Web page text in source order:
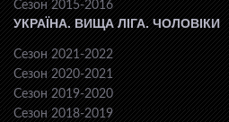
Сезон 2015-2016
УКРАЇНА. ВИЩА ЛІГА. ЧОЛОВІКИ
Сезон 2021-2022
Сезон 2020-2021
Сезон 2019-2020
Сезон 2018-2019